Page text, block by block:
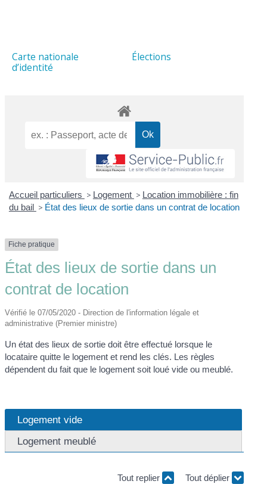
Carte nationale
d’identité
Élections
Accueil particuliers > Logement > Location immobilière : fin
du bail > État des lieux de sortie dans un contrat de location
Fiche pratique
État des lieux de sortie dans un
contrat de location
Vérifié le 07/05/2020 - Direction de l'information légale et
administrative (Premier ministre)
Un état des lieux de sortie doit être effectué lorsque le
locataire quitte le logement et rend les clés. Les règles
dépendent du fait que le logement soit loué vide ou meublé.
Logement vide
Logement meublé
Tout replier Tout déplier